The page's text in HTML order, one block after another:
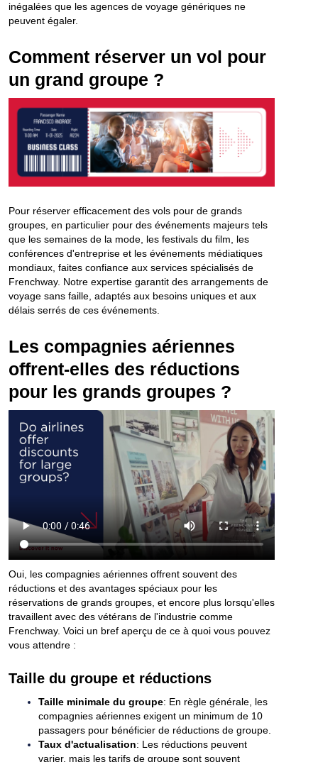
inégalées que les agences de voyage génériques ne
peuvent égaler.
Comment réserver un vol pour
un grand groupe ?
Pour réserver efficacement des vols pour de grands
groupes, en particulier pour des événements majeurs tels
que les semaines de la mode, les festivals du film, les
conférences d'entreprise et les événements médiatiques
mondiaux, faites confiance aux services spécialisés de
Frenchway. Notre expertise garantit des arrangements de
voyage sans faille, adaptés aux besoins uniques et aux
délais serrés de ces événements.
Les compagnies aériennes
offrent-elles des réductions
pour les grands groupes ?
Oui, les compagnies aériennes offrent souvent des
réductions et des avantages spéciaux pour les
réservations de grands groupes, et encore plus lorsqu'elles
travaillent avec des vétérans de l'industrie comme
Frenchway. Voici un bref aperçu de ce à quoi vous pouvez
vous attendre :
Taille du groupe et réductions
Taille minimale du groupe: En règle générale, les
compagnies aériennes exigent un minimum de 10
passagers pour bénéficier de réductions de groupe.
Taux d'actualisation: Les réductions peuvent
varier, mais les tarifs de groupe sont souvent